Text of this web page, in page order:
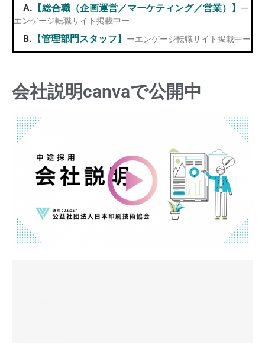
A. 【総合職（企画運営／マーケティング／営業）】
ー
エンゲージ転職サイト掲載中ー
B. 【管理部門スタッフ】 ーエンゲージ転職サイト掲載中ー
会社説明canvaで公開中